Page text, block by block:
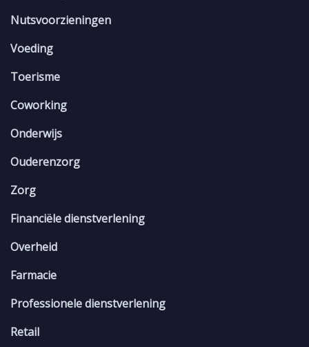
Nutsvoorzieningen
Voeding
Toerisme
Coworking
Onderwijs
Ouderenzorg
Zorg
Financiële dienstverlening
Overheid
Farmacie
Professionele dienstverlening
Retail